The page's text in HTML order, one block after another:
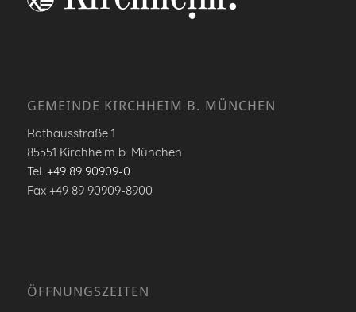
GEMEINDE KIRCHHEIM B. MÜNCHEN
Rathausstraße 1
85551 Kirchheim b. München
Tel. +49 89 90909-0
Fax +49 89 90909-8900
ÖFFNUNGSZEITEN